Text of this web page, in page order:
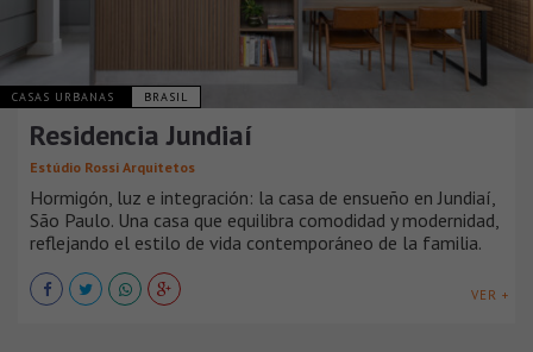
CASAS URBANAS BRASIL
Residencia Jundiaí
Estúdio Rossi Arquitetos
Hormigón, luz e integración: la casa de ensueño en Jundiaí,
São Paulo. Una casa que equilibra comodidad y modernidad,
reflejando el estilo de vida contemporáneo de la familia.
VER +